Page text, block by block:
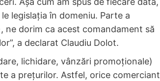
legislația în domeniu. Parte a
ne dorim ca acest comandament să
a declarat Claudiu Dolot.
lichidare, vânzări promoționale)
a prețurilor. Astfel, orice comerciant